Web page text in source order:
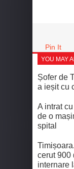
Pin It
YOU MAY
Șofer de
a ieșit cu
A intrat
de o
spital
cerut 900
internare